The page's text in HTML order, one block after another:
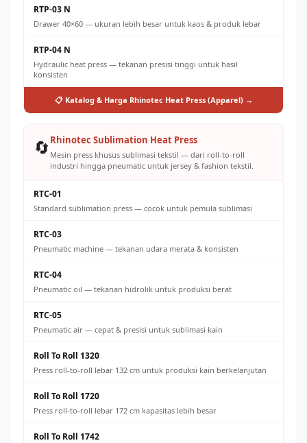
RTP-03 N
Drawer 40×60 — ukuran lebih besar untuk kaos & produk lebar
RTP-04 N
Hydraulic heat press — tekanan presisi tinggi untuk hasil
konsisten
📋 Katalog & Harga Rhinotec Heat Press (Apparel) →
🔄 Rhinotec Sublimation Heat Press
Mesin press khusus sublimasi tekstil — dari roll-to-roll
industri hingga pneumatic untuk jersey & fashion tekstil.
RTC-01
Standard sublimation press — cocok untuk pemula sublimasi
RTC-03
Pneumatic machine — tekanan udara merata & konsisten
RTC-04
Pneumatic oil — tekanan hidrolik untuk produksi berat
RTC-05
Pneumatic air — cepat & presisi untuk sublimasi kain
Roll To Roll 1320
Press roll-to-roll lebar 132 cm untuk produksi kain berkelanjutan
Roll To Roll 1720
Press roll-to-roll lebar 172 cm kapasitas lebih besar
Roll To Roll 1742